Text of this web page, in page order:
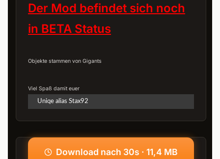
Der Mod befindet sich noch
in BETA Status
Objekte stammen von Gigants
Viel Spaß damit euer
Uniqe alias Stax92
Download nach 30s · 11,4 MB